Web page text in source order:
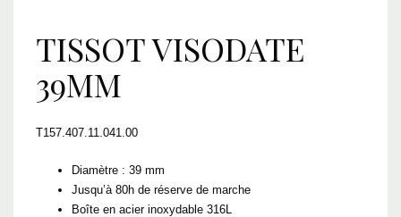
TISSOT VISODATE
39MM
T157.407.11.041.00
Diamètre : 39 mm
Jusqu’à 80h de réserve de marche
Boîte en acier inoxydable 316L